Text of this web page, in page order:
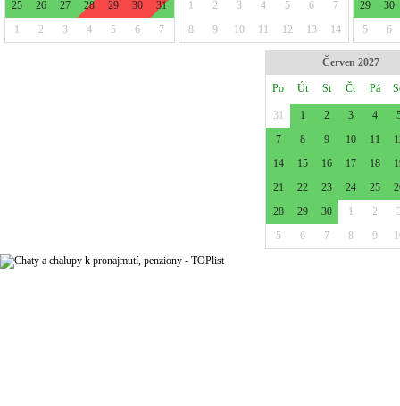
25
26 27 28 29 30
31
1
2 3 4 5 6 7
1
2 3 4 5 6
7
8
9 10 11 12 13 14
29
30
5
6
Červen 2027
Po Út St Čt Pá
31 1 2 3 4
7
8 9 10 11
14
15 16 17 18
21
22 23 24 25
28
29 30 1 2
5
6 7 8 9